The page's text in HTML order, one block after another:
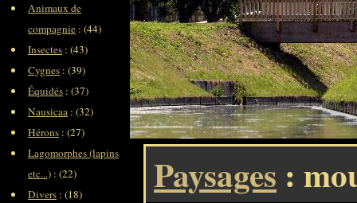
Paysages :
Animaux de
compagnie : (44)
Insectes : (43)
Cygnes : (39)
Équidés : (37)
Nausicaa : (32)
Hérons : (27)
Lagomorphes (lapins
etc...) : (22)
Divers : (18)